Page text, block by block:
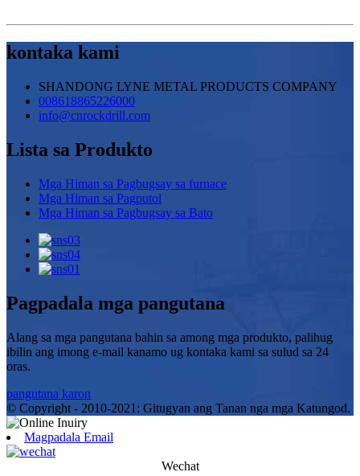
kontaka kami
SHANDONG LYNE METAL PRODUCTS COMPANY
008618865226000
info@cnrockdrill.com
Lista sa Produkto
Mga Himan sa Pagbugsay sa furnace
Mga Himan sa Pagputol
Mga Himan sa Pagbugsay sa Bato
Pagpadala mga pangutana
Alang sa mga pangutana bahin sa among mga produkto, palihug
ibilin ang imong e-mail kanamo ug kontaka kami sa sulud sa 24
oras.
pangutana karon
© Copyright - 2010-2021: Gitugyan ang Tanan nga mga Katungod.
Magpadala Email
Wechat